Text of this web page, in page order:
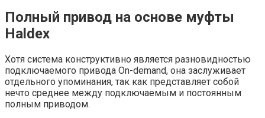
Полный привод на основе муфты
Haldex
Хотя система конструктивно является разновидностью
подключаемого привода On-demand, она заслуживает
отдельного упоминания, так как представляет собой
нечто среднее между подключаемым и постоянным
полным приводом.